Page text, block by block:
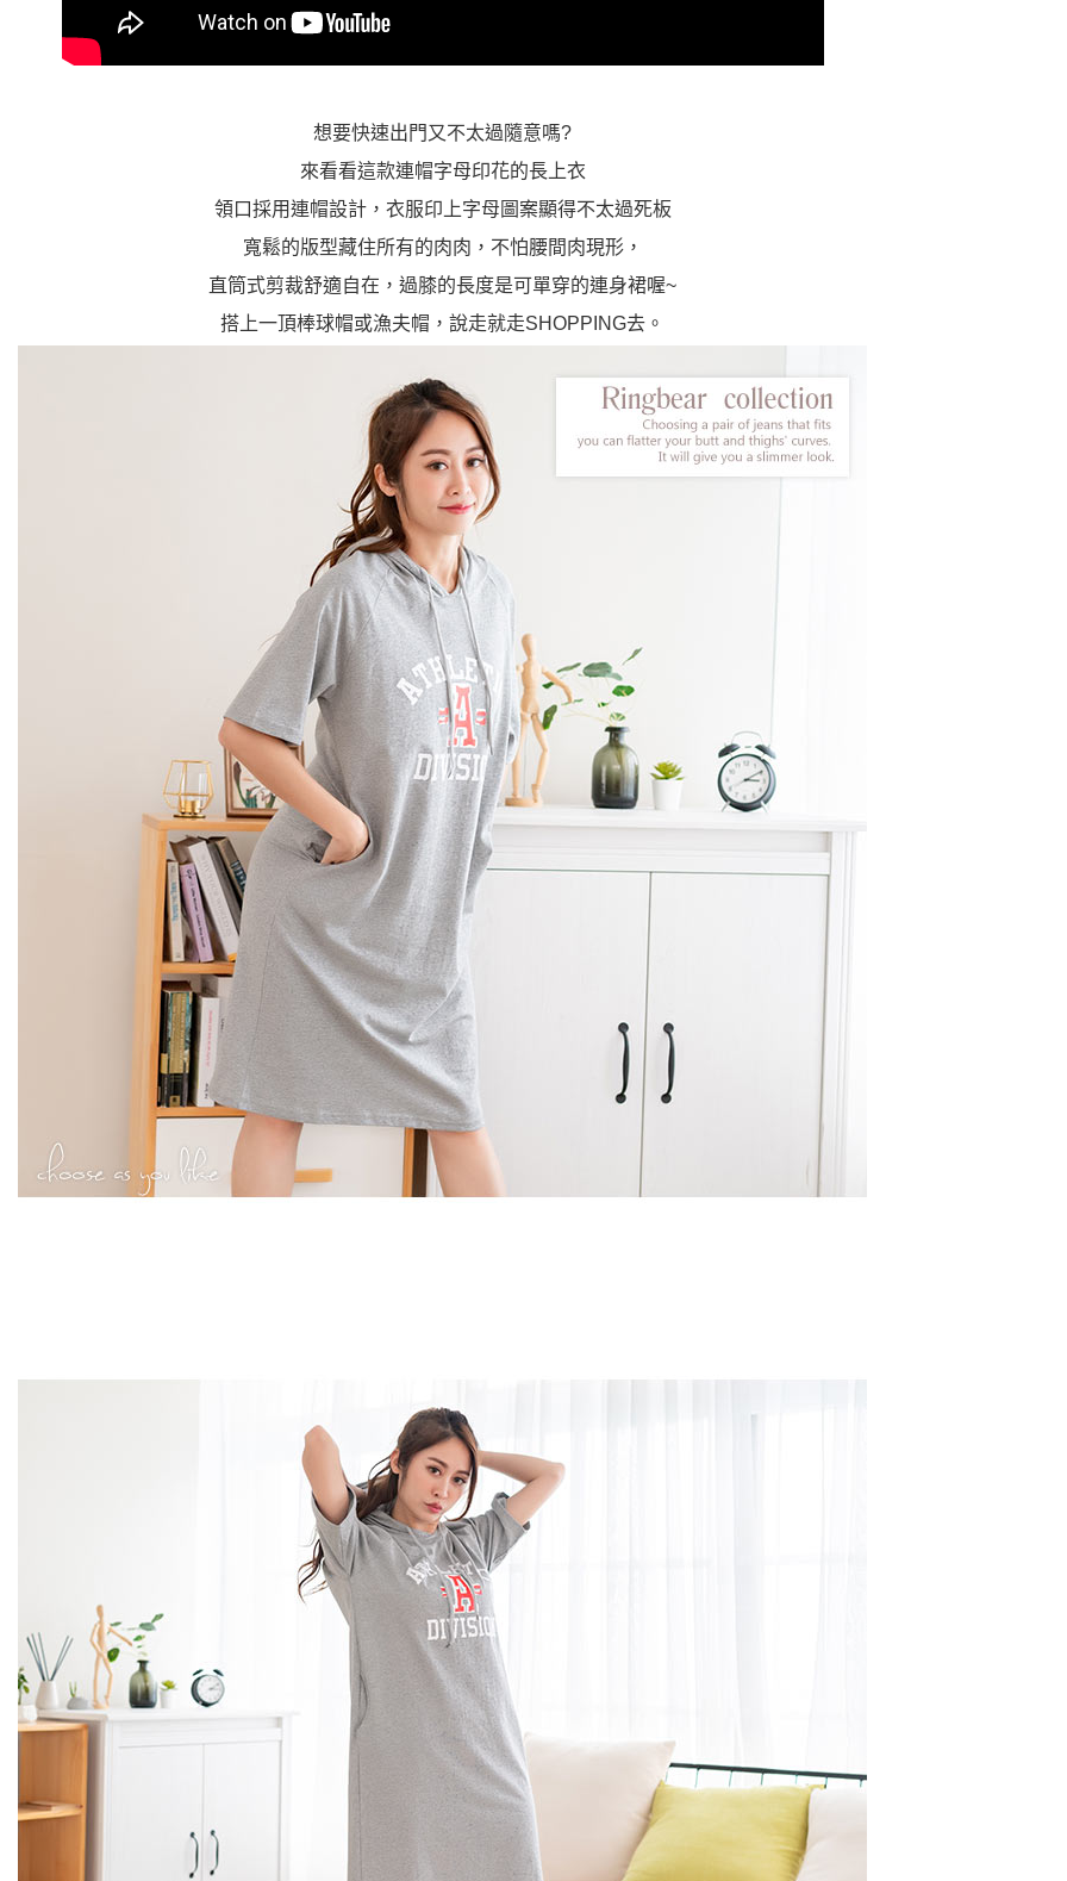
想要快速出門又不太過隨意嗎?
來看看這款連帽字母印花的長上衣
領口採用連帽設計，衣服印上字母圖案顯得不太過死板
寬鬆的版型藏住所有的肉肉，不怕腰間肉現形，
直筒式剪裁舒適自在，過膝的長度是可單穿的連身裙喔~
搭上一頂棒球帽或漁夫帽，說走就走SHOPPING去。